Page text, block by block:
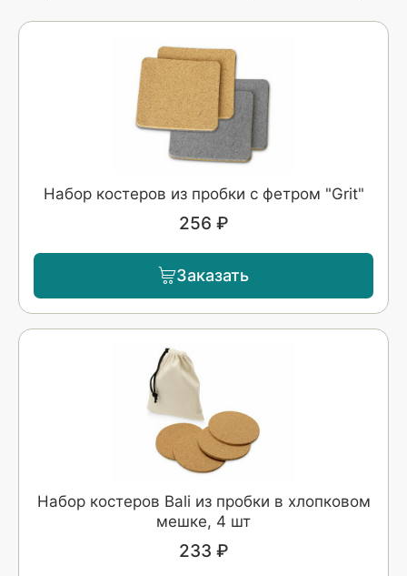
Набор костеров из пробки с фетром "Grit"
256 ₽
Заказать
Набор костеров Bali из пробки в хлопковом
мешке, 4 шт
233 ₽